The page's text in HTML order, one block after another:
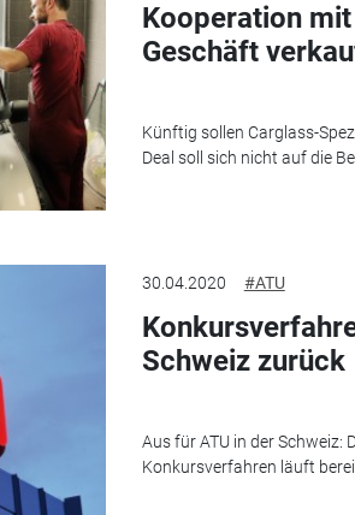
Kooperation
Geschäft
Künftig sollen Carglass-
Deal soll sich nicht auf die
30.04.2020 #ATU
Schweiz zurück
Aus für ATU in der
Konkursverfahren läuft